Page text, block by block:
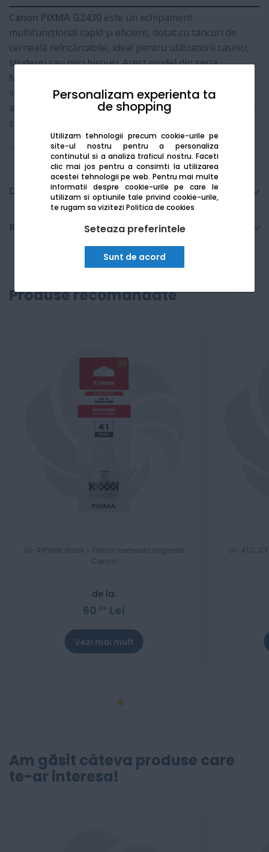
Personalizam experienta ta
de shopping
Utilizam tehnologii precum cookie-urile pe
site-ul nostru pentru a personaliza
continutul si a analiza traficul nostru. Faceti
clic mai jos pentru a consimti la utilizarea
acestei tehnologii pe web. Pentru mai multe
informatii despre cookie-urile pe care le
utilizam si optiunile tale privind cookie-urile,
te rugam sa viziteziPolitica de cookies
Seteaza preferintele
Sunt de acord
Canon PIXMA G2430 este un echipament
multifuncțional rapid și eficient, dotat cu tancuri de
cerneală reîncărcabile, ideal pentru utilizatorii casnici,
studenți sau mici birouri. Acest model din seria
MegaTank permite obținerea unor volume imense de
imprimare la costuri extrem de reduse, oferind în
același timp o calitate excepțională atât pentru text, cât
și pentru fotografii vibrante.
Vezi mai mult
Detalii tehnice
Recenzii
Produse recomandate
GI-41PGBK Black - Flacon cerneala originala
Canon
de la:
60 00 Lei
Vezi mai mult
GI-41 C
Am găsit câteva produse care
te-ar interesa!